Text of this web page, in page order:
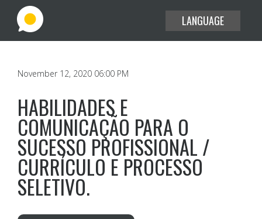
EXPLORE THE USE CASES
BLOG
HELP CENTER
SIGN IN
JOIN
LANGUAGE
November 12, 2020 06:00 PM
HABILIDADES E
COMUNICAÇÃO PARA O
SUCESSO PROFISSIONAL /
CURRÍCULO E PROCESSO
SELETIVO.